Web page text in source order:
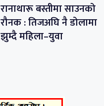
रानाथारू बस्तीमा साउनको
रौनक : तिजअघि नै डोलामा
झुम्दै महिला–युवा